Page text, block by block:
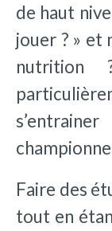
de haut
jouer ? » et
nutrition
Faire des
tout en